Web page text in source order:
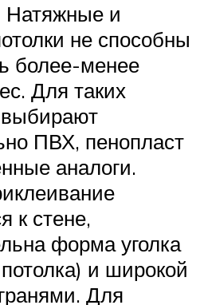
Натяжные и
не способны
более-менее
Для таких
ПВХ, пенопласт
аналоги.
к стене,
форма уголка
и широкой
Для